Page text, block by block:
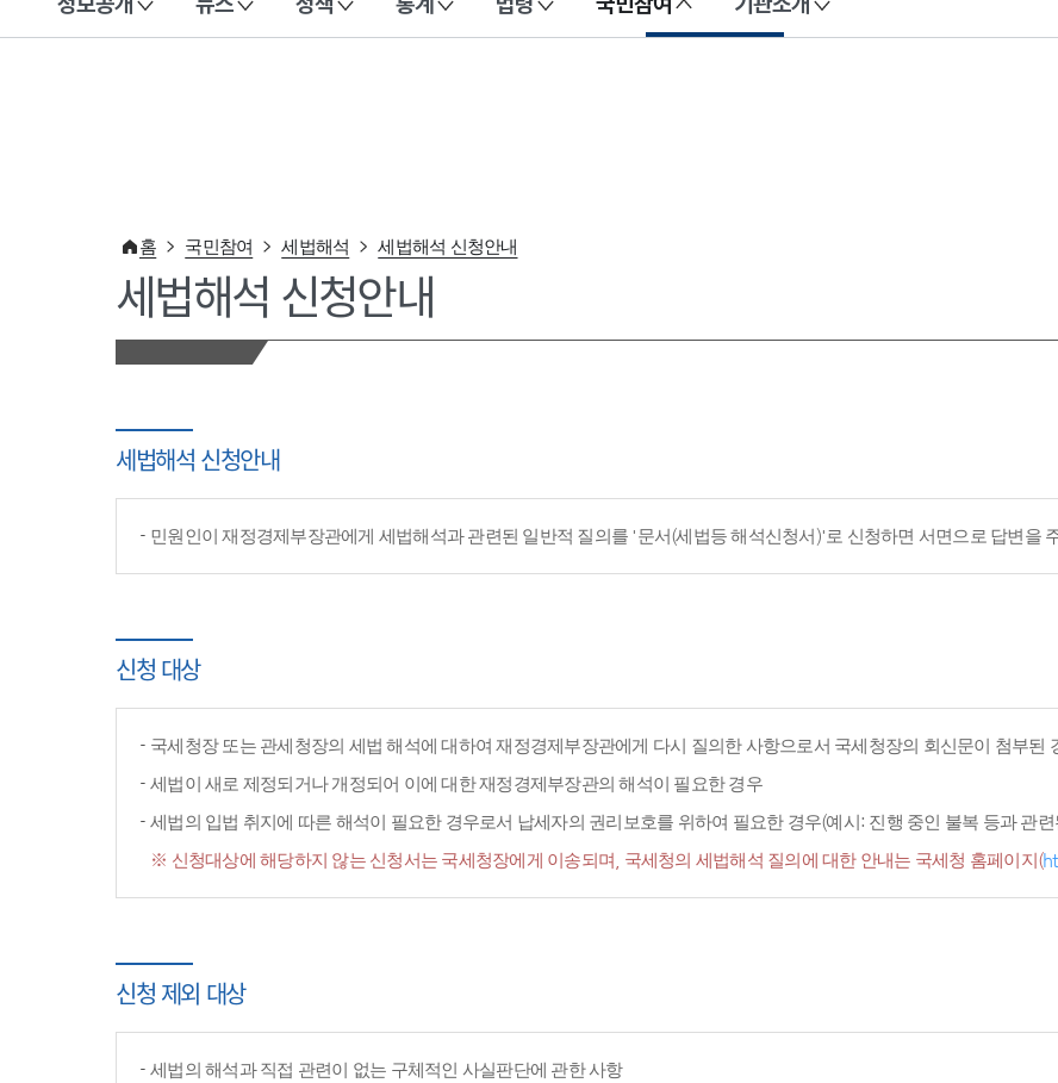
이 누리집은 대한민국 공식 전자정부 누리집입니다.
홈 국민참여 세법해석 세법해석 신청안내
세법해석 신청안내
세법해석 신청안내
민원인이 재정경제부장관에게 세법해석과 관련된 일반적 질의를 '문서(세법등 해석신청서)'로 신청하면 서면으로 답변을
신청 대상
국세청장 또는 관세청장의 세법 해석에 대하여 재정경제부장관에게 다시 질의한 사항으로서 국세청장의 회신문이 첨부된
세법이 새로 제정되거나 개정되어 이에 대한 재정경제부장관의 해석이 필요한 경우
세법의 입법 취지에 따른 해석이 필요한 경우로서 납세자의 권리보호를 위하여 필요한 경우(예시: 진행 중인 불복 등과 관
※ 신청대상에 해당하지 않는 신청서는 국세청장에게 이송되며, 국세청의 세법해석 질의에 대한 안내는 국세청 홈페이지(
신청 제외 대상
세법의 해석과 직접 관련이 없는 구체적인 사실판단에 관한 사항